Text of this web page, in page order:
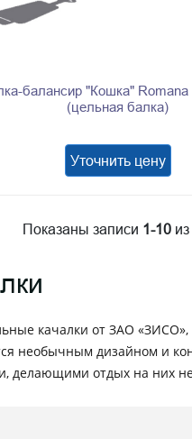
Уточнить цену
балансир "Кошка" Romana
(цельная балка)
Показаны записи 1-10из
качалки от ЗАО «ЗИСО»,
необычным дизайном и
делающими отдых на них